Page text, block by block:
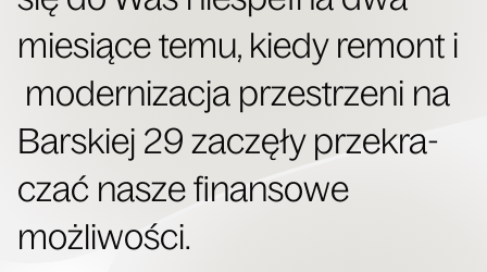
mie­sią­ce temu, kie­dy remont i
moder­ni­za­cja prze­strze­ni na
Bar­skiej 29 zaczę­ły prze­kra­
czać nasze finan­so­we
możliwości.